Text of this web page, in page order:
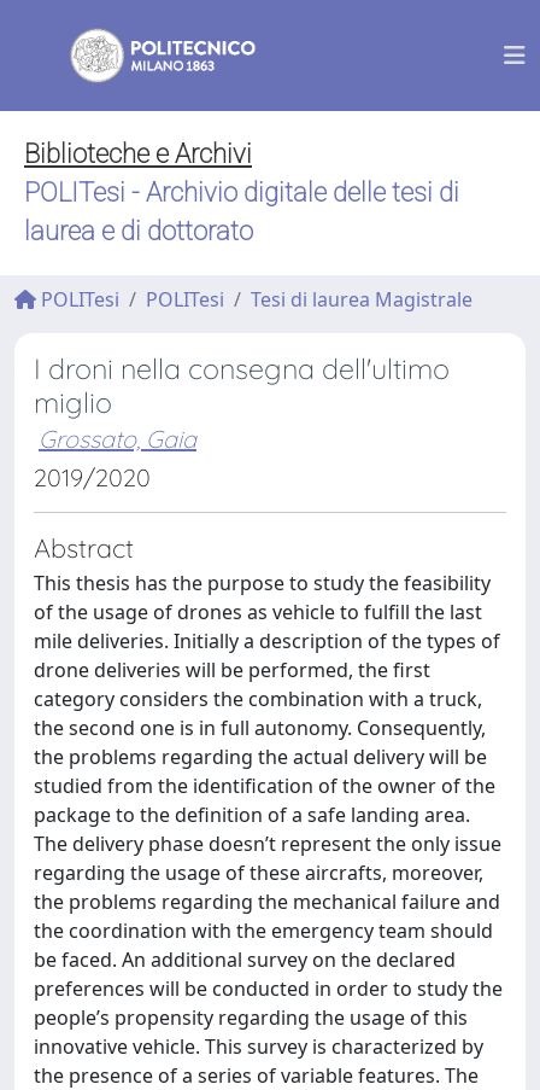
Biblioteche e Archivi
POLITesi - Archivio digitale delle tesi di
laurea e di dottorato
POLITesi POLITesi Tesi di laurea Magistrale
I droni nella consegna dell'ultimo
miglio
Grossato, Gaia
2019/2020
Abstract
This thesis has the purpose to study the feasibility
of the usage of drones as vehicle to fulfill the last
mile deliveries. Initially a description of the types of
drone deliveries will be performed, the first
category considers the combination with a truck,
the second one is in full autonomy. Consequently,
the problems regarding the actual delivery will be
studied from the identification of the owner of the
package to the definition of a safe landing area.
The delivery phase doesn’t represent the only issue
regarding the usage of these aircrafts, moreover,
the problems regarding the mechanical failure and
the coordination with the emergency team should
be faced. An additional survey on the declared
preferences will be conducted in order to study the
people’s propensity regarding the usage of this
innovative vehicle. This survey is characterized by
the presence of a series of variable features. The